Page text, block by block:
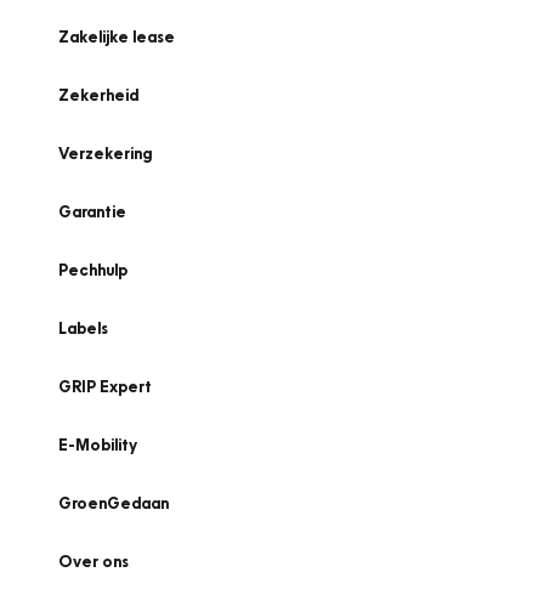
Zakelijke lease
Zekerheid
Verzekering
Garantie
Pechhulp
Labels
GRIP Expert
E-Mobility
GroenGedaan
Over ons